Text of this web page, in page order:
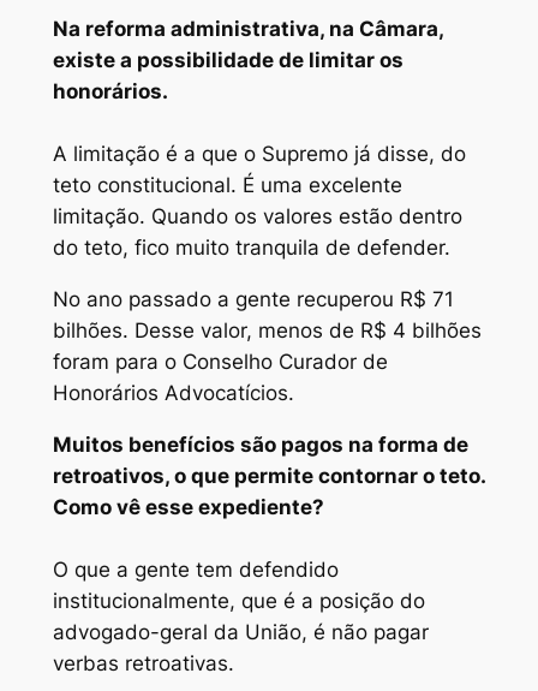
Na reforma administrativa, na Câmara,
existe a possibilidade de limitar os
honorários.
A limitação é a que o Supremo já disse, do
teto constitucional. É uma excelente
limitação. Quando os valores estão dentro
do teto, fico muito tranquila de defender.
No ano passado a gente recuperou R$ 71
bilhões. Desse valor, menos de R$ 4 bilhões
foram para o Conselho Curador de
Honorários Advocatícios.
Muitos benefícios são pagos na forma de
retroativos, o que permite contornar o teto.
Como vê esse expediente?
O que a gente tem defendido
institucionalmente, que é a posição do
advogado-geral da União, é não pagar
verbas retroativas.